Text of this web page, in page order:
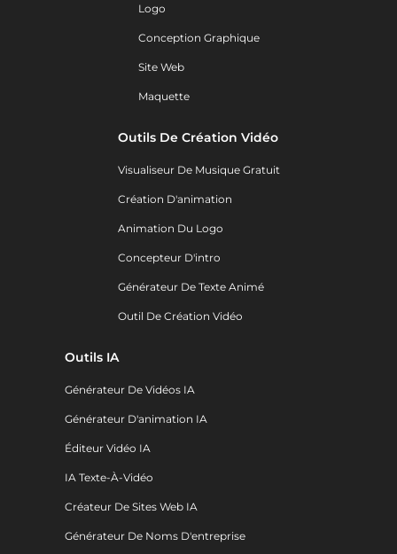
Logo
Conception Graphique
Site Web
Maquette
Outils De Création Vidéo
Visualiseur De Musique Gratuit
Création D'animation
Animation Du Logo
Concepteur D'intro
Générateur De Texte Animé
Outil De Création Vidéo
Outils IA
Générateur De Vidéos IA
Générateur D'animation IA
Éditeur Vidéo IA
IA Texte-À-Vidéo
Créateur De Sites Web IA
Générateur De Noms D'entreprise